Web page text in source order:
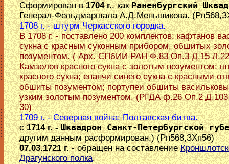
Сформирован в1704 г., какРаненбургский
Генерал-Фельдмаршала А.Д.Меньшикова.
1708 г. - штурм Черкасского городка.
В 1708 г. - поставлено 200 комплектов: кафтанов
сукна с красным суконным прибором, обшитых
позументом. ( Арх. СПбИИ РАН Ф.83 Оп.3 Д.15
Камзолов красного сукна с золотым позументом;
красного сукна; епанчи синего сукна с красными
обшиты позументом; портупеи обшиты
узким золотым позументом. (РГДА ф.26 Оп.2
30)
1709 г. - Северная война: Полтавская битва.
с1714 г. -Шквадрон Санкт-Петербургской
другим данным расформирован.) (Рп568,ЗХп56)
07.03.1721 г.- обращен на составление
Драгунского полка.